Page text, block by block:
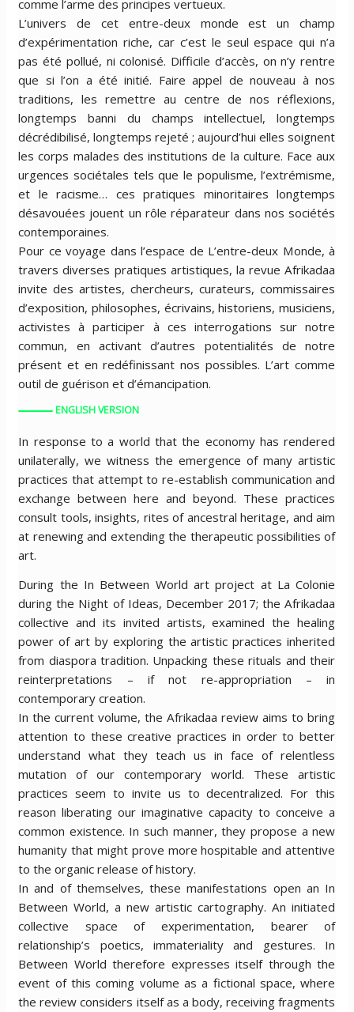
comme l’arme des principes vertueux.
L’univers de cet entre-deux monde est un champ
d’expérimentation riche, car c’est le seul espace qui n’a
pas été pollué, ni colonisé. Difficile d’accès, on n’y rentre
que si l’on a été initié. Faire appel de nouveau à nos
traditions, les remettre au centre de nos réflexions,
longtemps banni du champs intellectuel, longtemps
décrédibilisé, longtemps rejeté ; aujourd’hui elles soignent
les corps malades des institutions de la culture. Face aux
urgences sociétales tels que le populisme, l’extrémisme,
et le racisme… ces pratiques minoritaires longtemps
désavouées jouent un rôle réparateur dans nos sociétés
contemporaines.
Pour ce voyage dans l’espace de L’entre-deux Monde, à
travers diverses pratiques artistiques, la revue Afrikadaa
invite des artistes, chercheurs, curateurs, commissaires
d’exposition, philosophes, écrivains, historiens, musiciens,
activistes à participer à ces interrogations sur notre
commun, en activant d’autres potentialités de notre
présent et en redéfinissant nos possibles. L’art comme
outil de guérison et d’émancipation.
ENGLISH VERSION
In response to a world that the economy has rendered
unilaterally, we witness the emergence of many artistic
practices that attempt to re-establish communication and
exchange between here and beyond. These practices
consult tools, insights, rites of ancestral heritage, and aim
at renewing and extending the therapeutic possibilities of
art.
During the In Between World art project at La Colonie
during the Night of Ideas, December 2017; the Afrikadaa
collective and its invited artists, examined the healing
power of art by exploring the artistic practices inherited
from diaspora tradition. Unpacking these rituals and their
reinterpretations – if not re-appropriation – in
contemporary creation.
In the current volume, the Afrikadaa review aims to bring
attention to these creative practices in order to better
understand what they teach us in face of relentless
mutation of our contemporary world. These artistic
practices seem to invite us to decentralized. For this
reason liberating our imaginative capacity to conceive a
common existence. In such manner, they propose a new
humanity that might prove more hospitable and attentive
to the organic release of history.
In and of themselves, these manifestations open an In
Between World, a new artistic cartography. An initiated
collective space of experimentation, bearer of
relationship’s poetics, immateriality and gestures. In
Between World therefore expresses itself through the
event of this coming volume as a fictional space, where
the review considers itself as a body, receiving fragments